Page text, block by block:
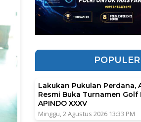
POPULER
Lakukan Pukulan Perdana,
Resmi Buka Turnamen Golf
APINDO XXXV
Minggu, 2 Agustus 2026 13:33 PM